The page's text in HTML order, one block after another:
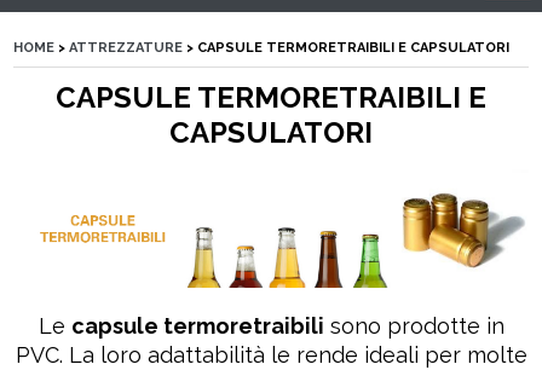
HOME >ATTREZZATURE > CAPSULE TERMORETRAIBILI E CAPSULATORI
CAPSULE TERMORETRAIBILI E
CAPSULATORI
Le capsule termoretraibili sono prodotte in
PVC. La loro adattabilità le rende ideali per molte